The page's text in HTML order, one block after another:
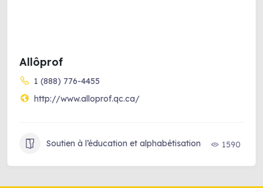
Allôprof
1 (888) 776-4455
http://www.alloprof.qc.ca/
Soutien à l’éducation et alphabétisation 1590